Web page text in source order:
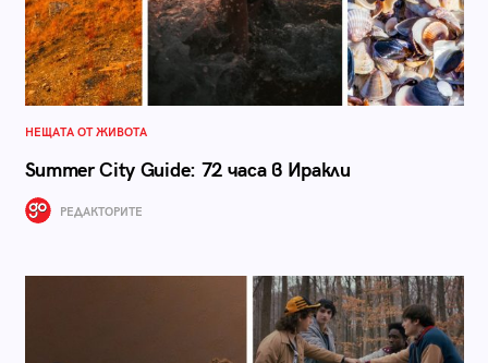
НЕЩАТА ОТ ЖИВОТА
Summer City Guide: 72 часа в Иракли
РЕДАКТОРИТЕ